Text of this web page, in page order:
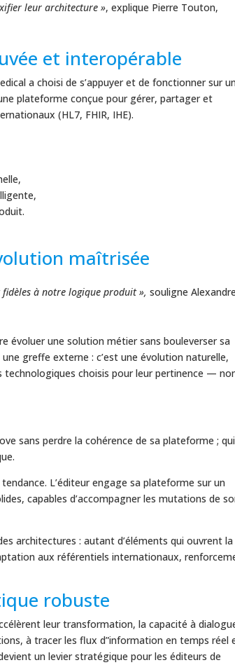
leur architecture », explique Pierre Touton,
et interopérable
a choisi de s’appuyer et de fonctionner sur
plateforme conçue pour gérer, partager et
(HL7, FHIR, IHE).
maîtrisée
à notre logique produit », souligne Alexandre
évoluer une solution métier sans bouleverser sa
greffe externe : c’est une évolution naturelle,
technologiques choisis pour leur pertinence —
sans perdre la cohérence de sa plateforme ; qui
L’éditeur engage sa plateforme sur un
capables d’accompagner les mutations de
architectures : autant d’éléments qui ouvrent la
aux référentiels internationaux,
robuste
leur transformation, la capacité à
à tracer les flux d”information en temps réel
un levier stratégique pour les éditeurs de